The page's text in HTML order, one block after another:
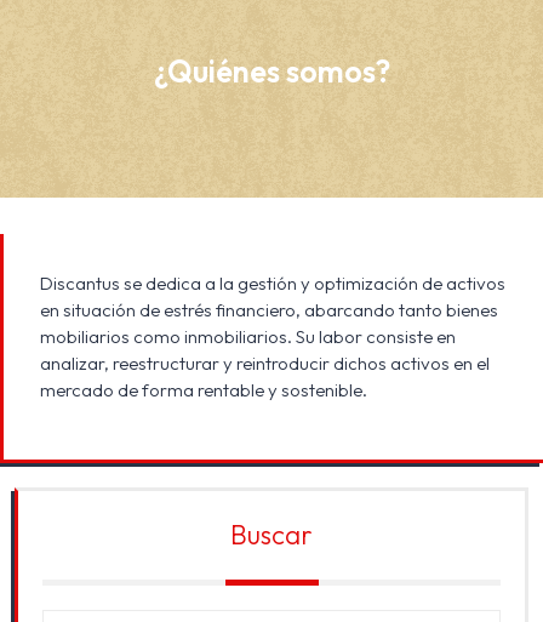
¿Quiénes somos?
Discantus se dedica a la gestión y optimización de activos
en situación de estrés financiero, abarcando tanto bienes
mobiliarios como inmobiliarios. Su labor consiste en
analizar, reestructurar y reintroducir dichos activos en el
mercado de forma rentable y sostenible.
Buscar